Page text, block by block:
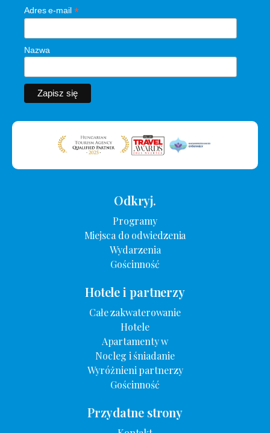
Adres e-mail *
Nazwa
Odkryj.
Programy
Miejsca do odwiedzenia
Wydarzenia
Gościnność
Hotele i partnerzy
Całe zakwaterowanie
Hotele
Apartamenty w
Nocleg i śniadanie
Wyróżnieni partnerzy
Gościnność
Przydatne strony